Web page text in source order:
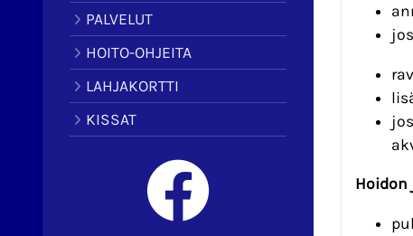
PALVELUT
HOITO-OHJEITA
LAHJAKORTTI
KISSAT
Hoidon